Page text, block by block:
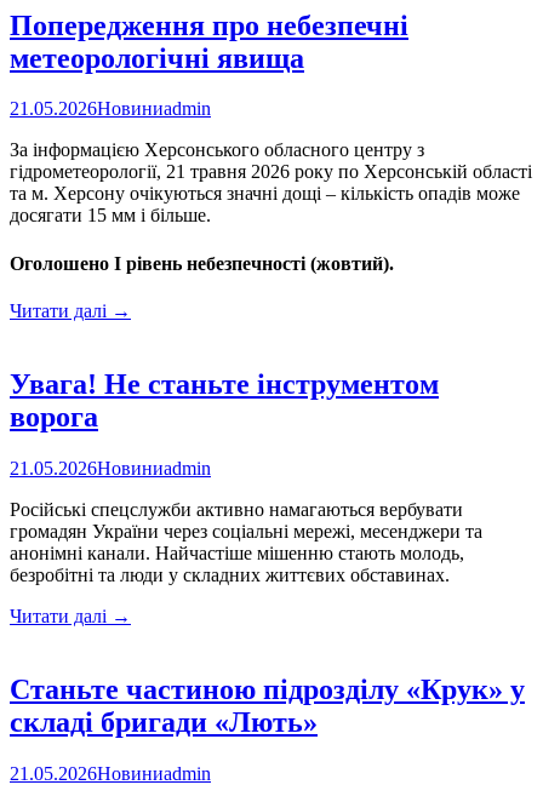
Попередження про небезпечні
метеорологічні явища
21.05.2026Новиниadmin
За інформацією Херсонського обласного центру з
гідрометеорології, 21 травня 2026 року по Херсонській області
та м. Херсону очікуються значні дощі – кількість опадів може
досягати 15 мм і більше.
Оголошено I рівень небезпечності (жовтий).
Читати далі Попередження
метеорологічні
явища
→
Увага! Не станьте інструментом
ворога
21.05.2026Новиниadmin
Російські спецслужби активно намагаються вербувати
громадян України через соціальні мережі, месенджери та
анонімні канали. Найчастіше мішенню стають молодь,
безробітні та люди у складних життєвих обставинах.
Читати далі Увага!
ворога
→
Станьте частиною підрозділу «Крук» у
складі бригади «Лють»
21.05.2026Новиниadmin